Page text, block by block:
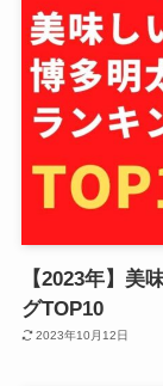
【2023年】美
グTOP10
2023年10月12日